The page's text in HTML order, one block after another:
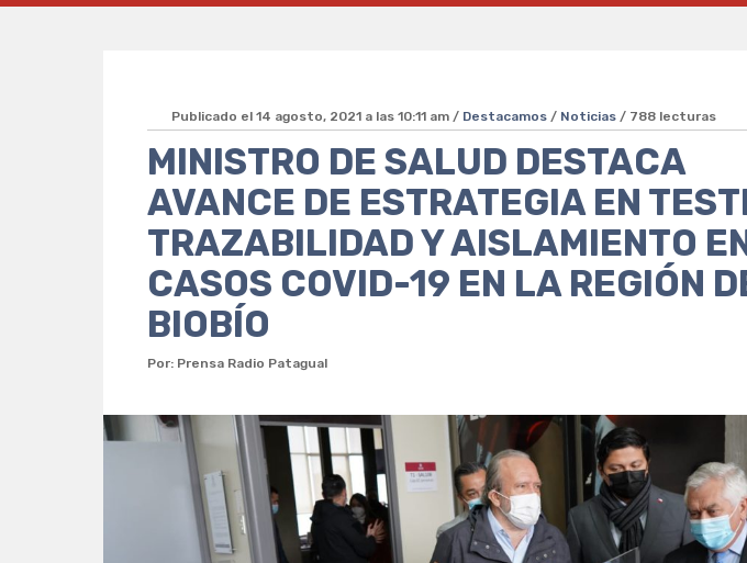
Publicado el 14 agosto, 2021 a las 10:11 am / Destacamos / Noticias / 788 lecturas
MINISTRO DE SALUD DESTACA
AVANCE DE ESTRATEGIA EN
TRAZABILIDAD Y AISLAMIENTO
CASOS COVID-19 EN LA REGIÓN
BIOBÍO
Por: Prensa Radio Patagual